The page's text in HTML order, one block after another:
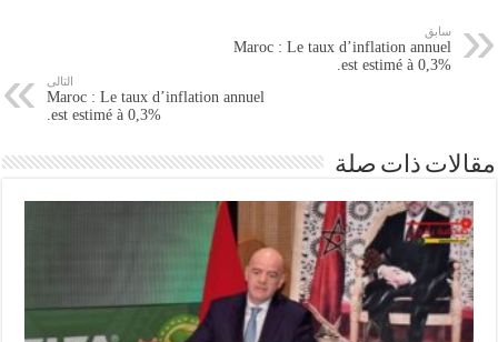
سابق
Maroc : Le taux d’inflation annuel
est estimé à 0,3%.
Maroc : Le taux d’inflation annuel
est estimé à 0,3%.
ذات صلة